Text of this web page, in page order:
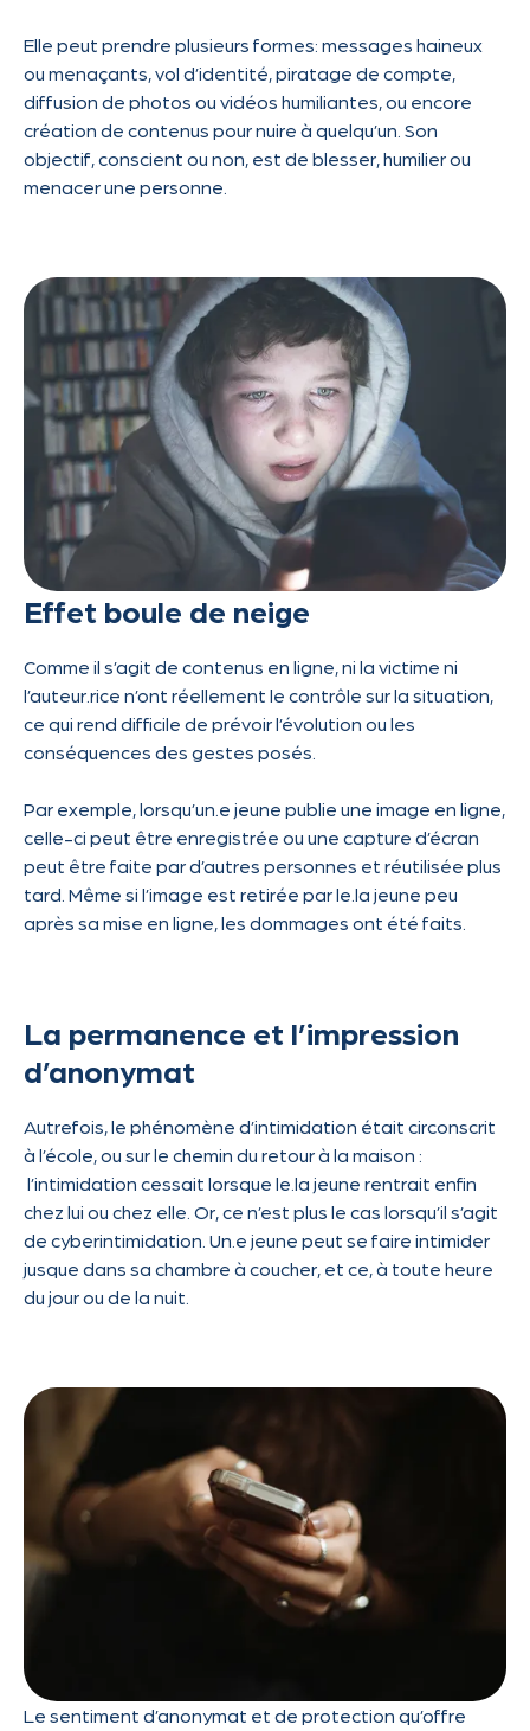
Elle peut prendre plusieurs formes: messages haineux
ou menaçants, vol d’identité, piratage de compte,
diffusion de photos ou vidéos humiliantes, ou encore
création de contenus pour nuire à quelqu’un. Son
objectif, conscient ou non, est de blesser, humilier ou
menacer une personne.
Effet boule de neige
Comme il s’agit de contenus en ligne, ni la victime ni
l’auteur.rice n’ont réellement le contrôle sur la situation,
ce qui rend difficile de prévoir l’évolution ou les
conséquences des gestes posés.
Par exemple, lorsqu’un.e jeune publie une image en ligne,
celle-ci peut être enregistrée ou une capture d’écran
peut être faite par d’autres personnes et réutilisée plus
tard. Même si l’image est retirée par le.la jeune peu
après sa mise en ligne, les dommages ont été faits.
La permanence et l’impression
d’anonymat
Autrefois, le phénomène d’intimidation était circonscrit
à l’école, ou sur le chemin du retour à la maison :
l’intimidation cessait lorsque le.la jeune rentrait enfin
chez lui ou chez elle. Or, ce n’est plus le cas lorsqu’il s’agit
de cyberintimidation. Un.e jeune peut se faire intimider
jusque dans sa chambre à coucher, et ce, à toute heure
du jour ou de la nuit.
Le sentiment d’anonymat et de protection qu’offre